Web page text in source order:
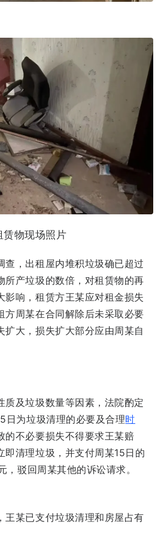
赁物现场照片
查，出租屋内堆积垃圾确已超过
所产垃圾的数倍，对租赁物的再
影响，租赁方王某应对租金损失
方周某在合同解除后未采取必要
扩大，损失扩大部分应由周某自
质及垃圾数量等因素，法院酌定
日为垃圾清理的必要及合理时
的不必要损失不得要求王某赔
即清理垃圾，并支付周某15日的
驳回周某其他的诉讼请求。
王某已支付垃圾清理和房屋占有